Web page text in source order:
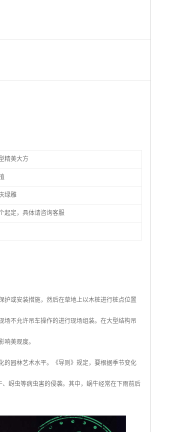
精美大方
绿雕
起定，具体请咨询客服
或安装措施，然后在草地上以木桩进行桩点位置
不允许吊车操作的进行现场组装。在大型结构吊
美观度。
的园林艺术水平。《导则》规定，要根据季节变化
蚜虫等病虫害的侵袭。其中，蜗牛经常在下雨前后